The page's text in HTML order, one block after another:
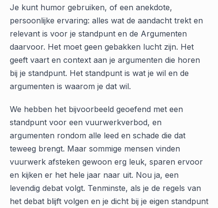
Je kunt humor gebruiken, of een anekdote,
persoonlijke ervaring: alles wat de aandacht trekt en
relevant is voor je standpunt en de Argumenten
daarvoor. Het moet geen gebakken lucht zijn. Het
geeft vaart en context aan je argumenten die horen
bij je standpunt. Het standpunt is wat je wil en de
argumenten is waarom je dat wil.
We hebben het bijvoorbeeld geoefend met een
standpunt voor een vuurwerkverbod, en
argumenten rondom alle leed en schade die dat
teweeg brengt. Maar sommige mensen vinden
vuurwerk afsteken gewoon erg leuk, sparen ervoor
en kijken er het hele jaar naar uit. Nou ja, een
levendig debat volgt. Tenminste, als je de regels van
het debat blijft volgen en je dicht bij je eigen standpunt